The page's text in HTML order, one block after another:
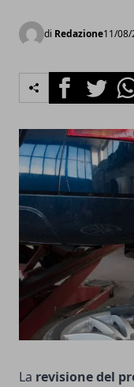
di Redazione11/
FacebookTwitter
La revisione del